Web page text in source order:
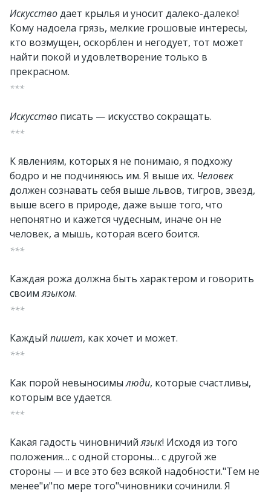
Искусстводает крылья и уносит далеко-далеко!
Кому надоела грязь, мелкие грошовые интересы,
кто возмущен, оскорблен и негодует, тот может
найти покой и удовлетворение только в
прекрасном.
***
Искусство писать — искусство сокращать.
***
К явлениям, которых я не понимаю, я подхожу
бодро и не подчиняюсь им. Я выше их. Человек
должен сознавать себя выше львов, тигров, звезд,
выше всего в природе, даже выше того, что
непонятно и кажется чудесным, иначе он не
человек, а мышь, которая всего боится.
***
Каждая рожа должна быть характером и говорить
своимязыком.
***
Каждый пишет, как хочет и может.
***
Как порой невыносимылюди, которые счастливы,
которым все удается.
***
Какая гадость чиновничийязык! Исходя из того
положения… с одной стороны… с другой же
стороны — и все это без всякой надобности."Тем не
менее"и"по мере того"чиновники сочинили. Я